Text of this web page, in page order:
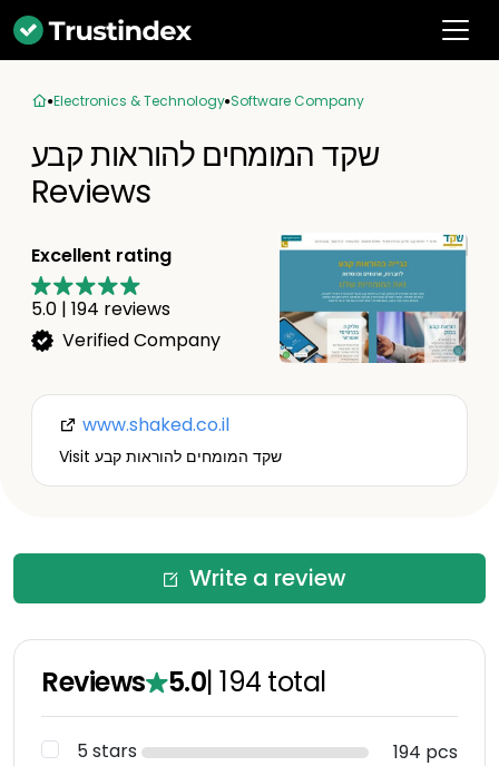
Electronics & Technology Software Company
שקד המומחים להוראות קבע
Reviews
Excellent rating
5.0 | 194 reviews
Verified Company
www.shaked.co.il
Visit שקד המומחים להוראות קבע
Write a review
Reviews 5.0|194 total
5 stars
194 pcs